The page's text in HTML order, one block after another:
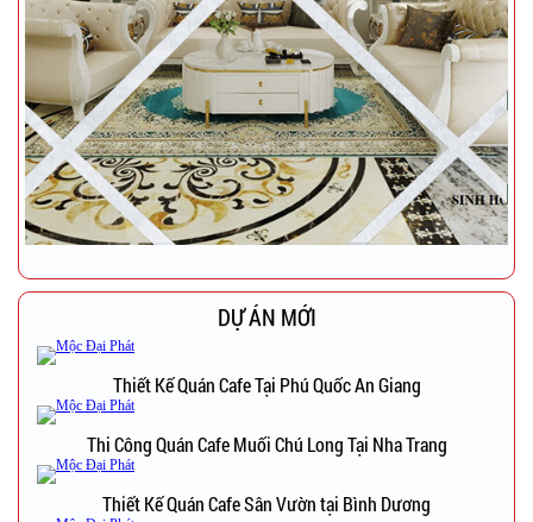
DỰ ÁN MỚI
Thiết Kế Quán Cafe Tại Phú Quốc An Giang
Thi Công Quán Cafe Muối Chú Long Tại Nha Trang
Thiết Kế Quán Cafe Sân Vườn tại Bình Dương